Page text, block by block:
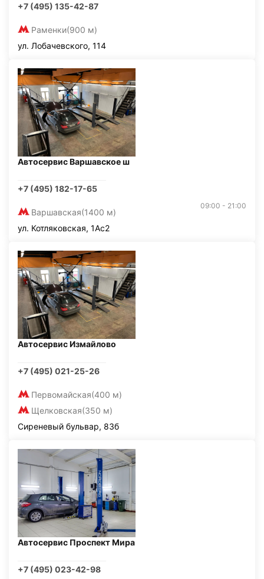
+7 (495) 135-42-87
Раменки(900 м)
ул. Лобачевского, 114
Автосервис Варшавское ш
+7 (495) 182-17-65
Варшавская(1400 м)
09:00 - 21:00
ул. Котляковская, 1Ас2
Автосервис Измайлово
+7 (495) 021-25-26
Первомайская(400 м)
Щелковская(350 м)
Сиреневый бульвар, 83б
Автосервис Проспект Мира
+7 (495) 023-42-98